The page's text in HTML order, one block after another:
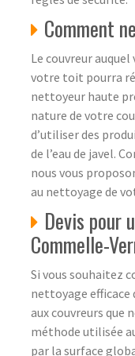
Comment
Le couvreur
votre toit pourra
nettoyeur haute
nature de votre
d’utiliser des
de l’eau de javel.
nous vous
au nettoyage de
Devis pour
Commelle-
Si vous souhaitez
nettoyage efficace
aux couvreurs que
méthode utilisée
par la surface